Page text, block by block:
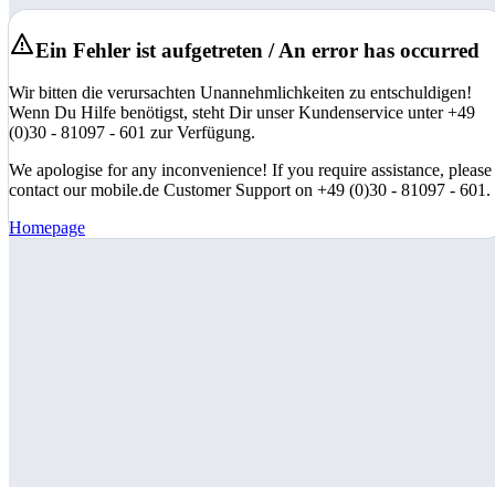
Ein Fehler ist aufgetreten / An error has occurred
Wir bitten die verursachten Unannehmlichkeiten zu entschuldigen!
Wenn Du Hilfe benötigst, steht Dir unser Kundenservice unter +49
(0)30 - 81097 - 601 zur Verfügung.
We apologise for any inconvenience! If you require assistance, please
contact our mobile.de Customer Support on +49 (0)30 - 81097 - 601.
Homepage